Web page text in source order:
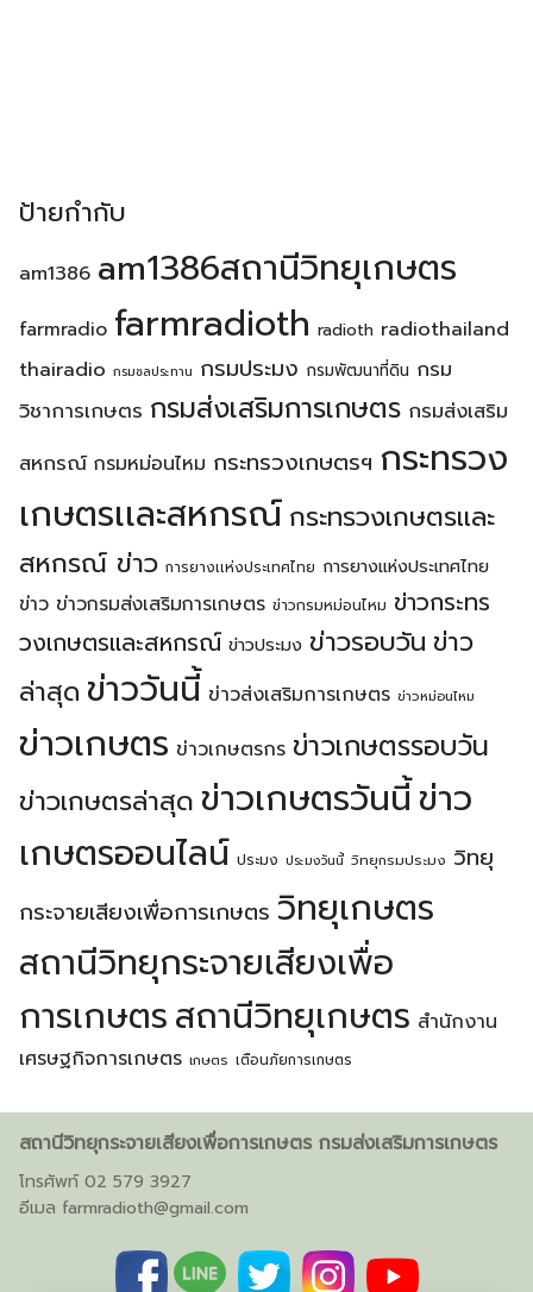
ป้ายกำกับ
am1386 am1386สถานีวิทยุเกษตร
farmradio farmradioth radioth radiothailand
thairadio กรมชลประทาน กรมประมง กรมพัฒนาที่ดิน กรม
วิชาการเกษตร กรมส่งเสริมการเกษตร กรมส่งเสริม
สหกรณ์ กรมหม่อนไหม กระทรวงเกษตรฯ กระทรวง
เกษตรเเละสหกรณ์ กระทรวงเกษตรเเละ
สหกรณ์ ข่าว การยางเเห่งประเทศไทย การยางแห่งประเทศไทย
ข่าว ข่าวกรมส่งเสริมการเกษตร ข่าวกรมหม่อนไหม ข่าวกระทร
วงเกษตรเเละสหกรณ์ ข่าวประมง ข่าวรอบวัน ข่าว
ล่าสุด ข่าววันนี้ ข่าวส่งเสริมการเกษตร ข่าวหม่อนไหม
ข่าวเกษตร ข่าวเกษตรกร ข่าวเกษตรรอบวัน
ข่าวเกษตรล่าสุด ข่าวเกษตรวันนี้ ข่าว
เกษตรออนไลน์ ประมง ประมงวันนี้ วิทยุกรมประมง วิทยุ
กระจายเสียงเพื่อการเกษตร วิทยุเกษตร
สถานีวิทยุกระจายเสียงเพื่อ
การเกษตรสถานีวิทยุเกษตร สำนักงาน
เศรษฐกิจการเกษตร เกษตร เตือนภัยการเกษตร
สถานีวิทยุกระจายเสียงเพื่อการเกษตร กรมส่งเสริมการเกษตร
โทรศัพท์ 02 579 3927
อีเมล farmradioth@gmail.com